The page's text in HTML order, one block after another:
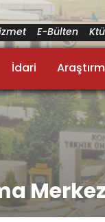
E-Bülten
İdari